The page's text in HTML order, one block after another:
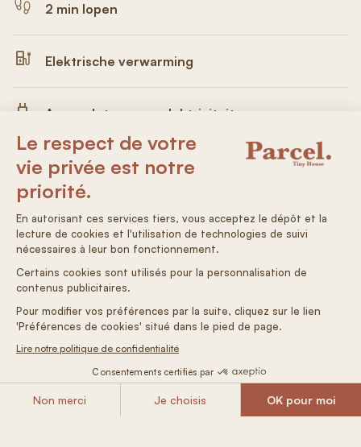
2 min lopen
Elektrische verwarming
Aangesloten voor elektriciteit
Drinkwater
Autonome aankomst